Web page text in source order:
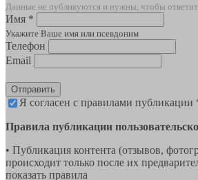
Данные не публикуются и нужны, чтобы
Имя *
Укажите Ваше имя или псевдоним
Телефон
Email
Отправить
Я согласен с правилами публикации
Правила публикации
• Публикация контента (отзывов,
происходит только после их
показать правила